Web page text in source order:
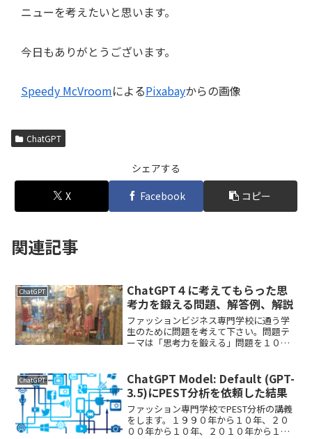
ニューを考えたいと思います。
今日もありがとうございます。
Speedy McVroomによるPixabayからの画像
ChatGPT
シェアする
X
Facebook コピー
関連記事
ChatGPT
ChatGPT４に考えてもらった思
考力を鍛える問題、解答例、解説
ファッションビジネス専門学校に通う学
生のために問題を考えて下さい。問題テ
ーマは「思考力を鍛える」問題を１０個
思考力を鍛えることに特化した問題をい
くつか考えてみます。...
ChatGPT
ChatGPT Model: Default (GPT-
3.5)にPEST分析を依頼した結果
ファッション専門学校でPEST分析の講義
をします。１９９０年から１０年、２０
００年から１０年、２０１０年から１０